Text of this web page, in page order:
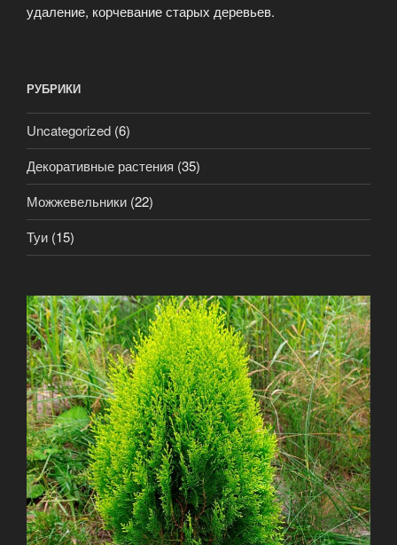
удаление, корчевание старых деревьев.
РУБРИКИ
Uncategorized (6)
Декоративные растения (35)
Можжевельники (22)
Туи (15)